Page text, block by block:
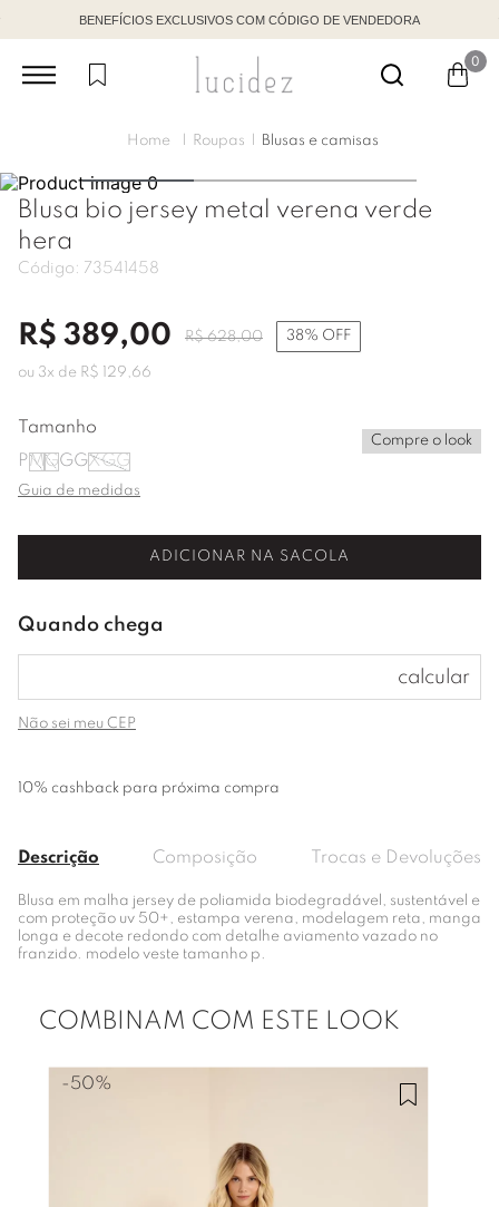
BENEFÍCIOS EXCLUSIVOS COM CÓDIGO DE VENDEDORA
0
Roupas Blusas e camisas
Blusa bio jersey metal verena verde
hera
Código: 73541458
R$ 389,00 R$ 628,00 38% OFF
ou 3x de R$ 129 ,66
Tamanho
PMGGGXGG
Compre o look
Guia de medidas
ADICIONAR NA SACOLA
Não sei meu CEP
10% cashback para próxima compra
Descrição Composição Trocas e Devoluções
Blusa em malha jersey de poliamida biodegradável, sustentável e
com proteção uv 50+, estampa verena, modelagem reta, manga
longa e decote redondo com detalhe aviamento vazado no
franzido. modelo veste tamanho p.
COMBINAM COM ESTE LOOK
-50%